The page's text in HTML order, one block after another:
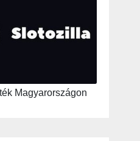
Magyarországon